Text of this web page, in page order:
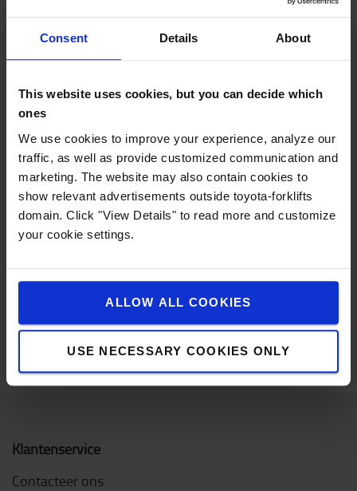
Consent Details About
This website uses cookies, but you can decide which
ones
We use cookies to improve your experience, analyze our
traffic, as well as provide customized communication and
marketing. The website may also contain cookies to
show relevant advertisements outside toyota-forklifts
domain. Click "View Details" to read more and customize
your cookie settings.
ALLOW ALL COOKIES
USE NECESSARY COOKIES ONLY
Leasing
Huur een heftruck of magazijntruck vanaf 36
maanden en profiteer van een zorgeloze formule
met onderhoud, herstellingen en een uitgebreide
schadeverzekering.
Klantenservice
Contacteer ons